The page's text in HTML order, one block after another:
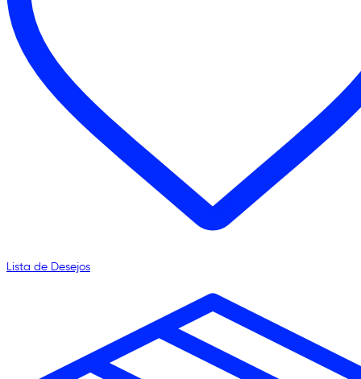
Lista de Desejos